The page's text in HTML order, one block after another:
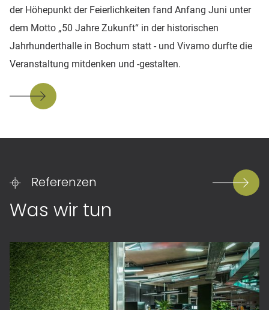
der Höhepunkt der Feierlichkeiten fand Anfang Juni unter
dem Motto „50 Jahre Zukunft“ in der historischen
Jahrhunderthalle in Bochum statt - und Vivamo durfte die
Veranstaltung mitdenken und -gestalten.
Was wir tun
Referenzen